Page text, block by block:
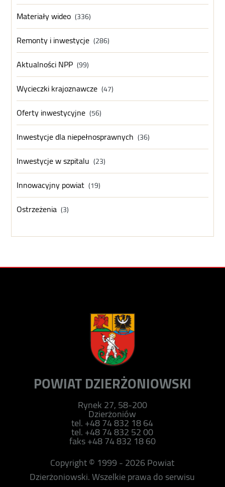
Materiały wideo (336)
Remonty i inwestycje (286)
Aktualności NPP (99)
Wycieczki krajoznawcze (47)
Oferty inwestycyjne (56)
Inwestycje dla niepełnosprawnych (36)
Inwestycje w szpitalu (23)
Innowacyjny powiat (19)
Ostrzeżenia (3)
POWIAT DZIERŻONIOWSKI
Rynek 27, 58-200
Dzierżoniów
tel. +48 74 832 18 64
tel. +48 74 832 52 00
faks +48 74 832 18 60
Copyright © 1999 - 2026 Powiat
Dzierżoniowski. Wszelkie prawa do serwisu